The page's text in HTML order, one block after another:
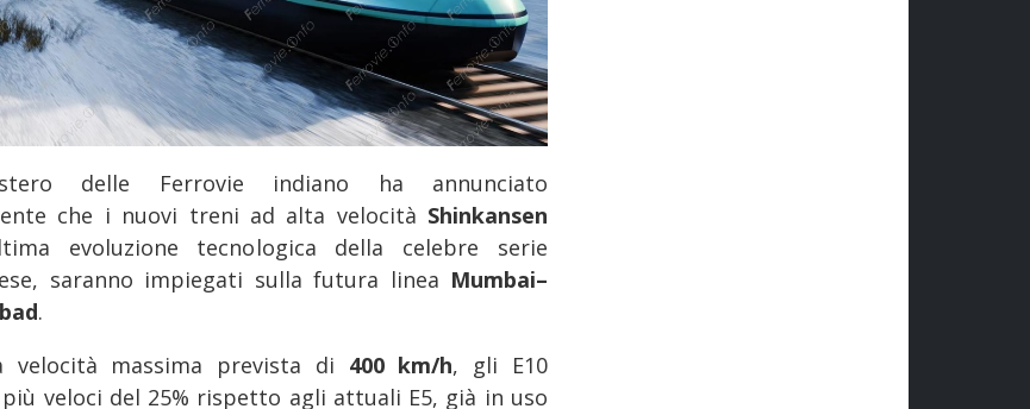
delle Ferrovie indiano ha annunciato
che i nuovi treni ad alta velocità Shinkansen
evoluzione tecnologica della celebre serie
saranno impiegati sulla futura linea Mumbai–
.
velocità massima prevista di 400 km/h, gli E10
veloci del 25% rispetto agli attuali E5, già in uso